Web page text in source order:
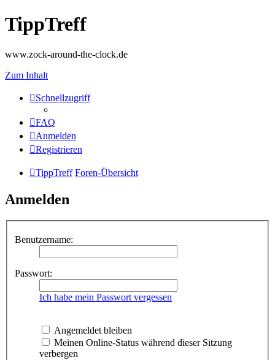
TippTreff
www.zock-around-the-clock.de
Zum Inhalt
Schnellzugriff
FAQ
Anmelden
Registrieren
TippTreff Foren-Übersicht
Anmelden
Benutzername:
Passwort:
Ich habe mein Passwort vergessen
Angemeldet bleiben
Meinen Online-Status während dieser Sitzung
verbergen